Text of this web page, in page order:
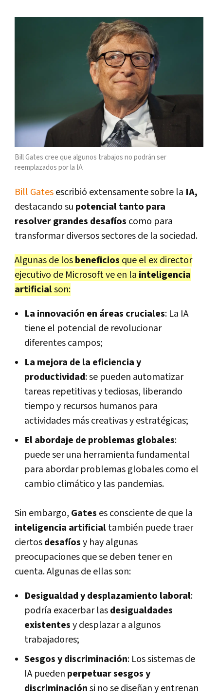
Bill Gates cree que algunos trabajos no podrán ser
reemplazados por la IA
Bill Gatesescribió extensamente sobre la IA,
destacando su potencial tanto para
resolver grandes desafíos como para
transformar diversos sectores de la sociedad.
Algunas de losbeneficios que el ex director
ejecutivo de Microsoft ve en la inteligencia
artificialson:
La innovación en áreas cruciales: La IA
tiene el potencial de revolucionar
diferentes campos;
La mejora de la eficiencia y
productividad: se pueden automatizar
tareas repetitivas y tediosas, liberando
tiempo y recursos humanos para
actividades más creativas y estratégicas;
El abordaje de problemas globales:
puede ser una herramienta fundamental
para abordar problemas globales como el
cambio climático y las pandemias.
Sin embargo, Gates es consciente de que la
inteligencia artificialtambién puede traer
ciertosdesafíosy hay algunas
preocupaciones que se deben tener en
cuenta. Algunas de ellas son:
Desigualdad y desplazamiento laboral:
podría exacerbar lasdesigualdades
existentesy desplazar a algunos
trabajadores;
Sesgos y discriminación: Los sistemas de
IA pueden perpetuar sesgos y
discriminaciónsi no se diseñan y entrenan